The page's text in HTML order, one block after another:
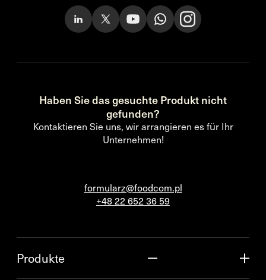
Haben Sie das gesuchte Produkt nicht
gefunden?
Kontaktieren Sie uns, wir arrangieren es für Ihr
Unternehmen!
formularz@foodcom.pl
+48 22 652 36 59
Produkte